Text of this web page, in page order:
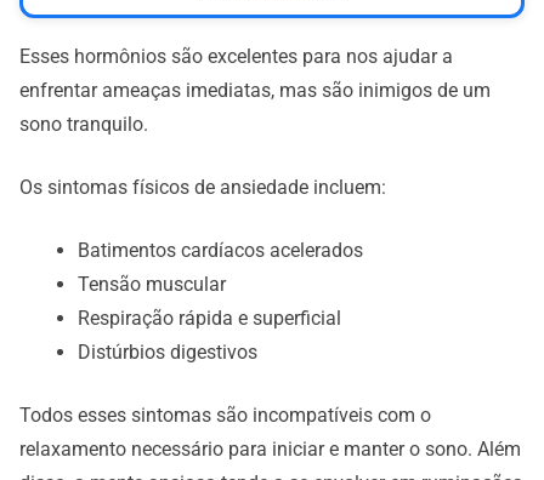
Esses hormônios são excelentes para nos ajudar a
enfrentar ameaças imediatas, mas são inimigos de um
sono tranquilo.
Os sintomas físicos de ansiedade incluem:
Batimentos cardíacos acelerados
Tensão muscular
Respiração rápida e superficial
Distúrbios digestivos
Todos esses sintomas são incompatíveis com o
relaxamento necessário para iniciar e manter o sono. Além